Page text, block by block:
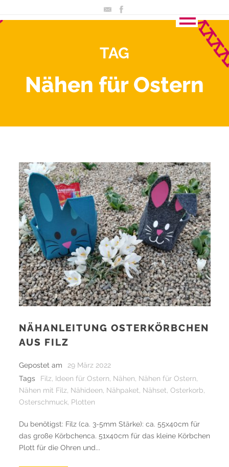
TAG
Nähen für Ostern
NÄHANLEITUNG OSTERKÖRBCHEN
AUS FILZ
Gepostet am
29 März 2022
Tags
Filz, Ideen für Ostern, Nähen, Nähen für Ostern,
Nähen mit Filz, Nähideen, Nähpaket, Nähset, Osterkorb,
Osterschmuck, Plotten
Du benötigst: Filz (ca. 3-5mm Stärke): ca. 55x40cm für
das große Körbchenca. 51x40cm für das kleine Körbchen
Plott für die Ohren und...